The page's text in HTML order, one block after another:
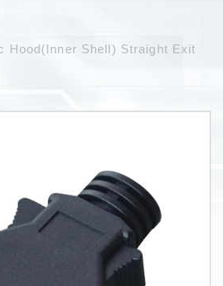
Hood(Inner Shell) Straight Exit